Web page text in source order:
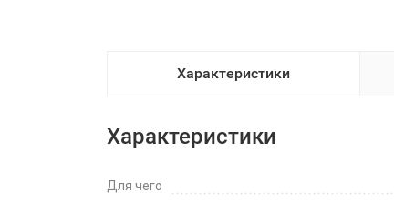
Характеристики
Характеристики
Для чего